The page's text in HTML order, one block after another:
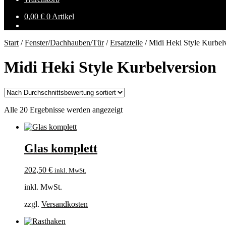
0,00 € 0 Artikel
Start /Fenster/Dachhauben/Tür/Ersatzteile /Midi Heki Style
Midi Heki Style Kurbelversion
Alle 20 Ergebnisse werden angezeigtNach
Glas komplett
202,50 € inkl. MwSt.
inkl. MwSt.
zzgl. Versandkosten